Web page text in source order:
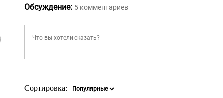
Обсуждение: 5 комментариев
Сортировка: